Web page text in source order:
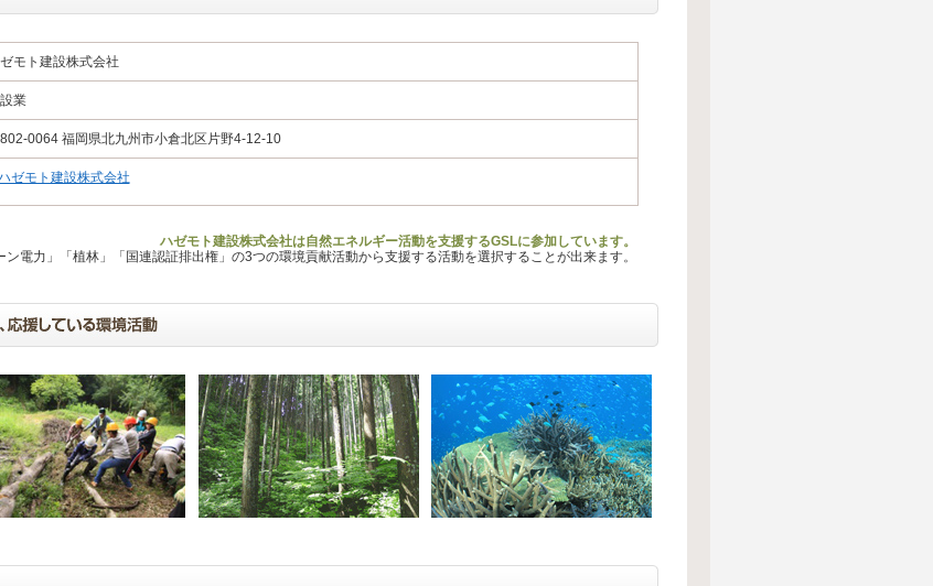
モト建設株式会社
業
0064 福岡県北九州市小倉北区片野4-12-10
ゼモト建設株式会社
ハゼモト建設株式会社は自然エネルギー活動を支援するGSLに参加しています。
ン電力」「植林」「国連認証排出権」の3つの環境貢献活動から支援する活動を選択することが出来ます。